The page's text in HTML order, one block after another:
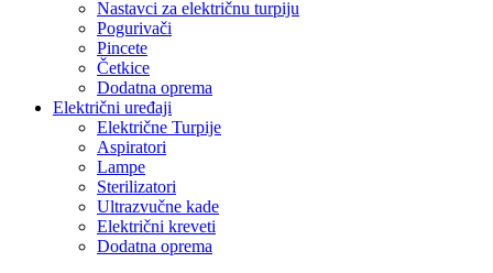
Nastavci za električnu turpiju
Pogurivači
Pincete
Četkice
Dodatna oprema
Električni uređaji
Električne Turpije
Aspiratori
Lampe
Sterilizatori
Ultrazvučne kade
Električni kreveti
Dodatna oprema